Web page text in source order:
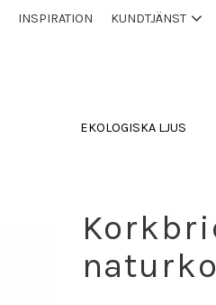
INSPIRATION KUNDTJÄNST
EKOLOGISKA LJUS